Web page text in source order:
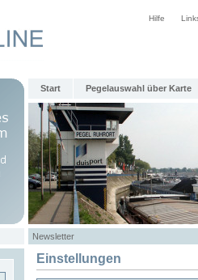
Hilfe
Start Pegelauswahl über Karte
Newsletter
Einstellungen